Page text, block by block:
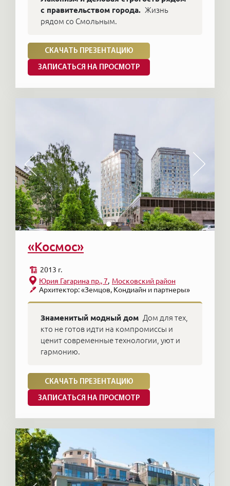
с правительством города. Жизнь
рядом со Смольным.
СКАЧАТЬ ПРЕЗЕНТАЦИЮ
ЗАПИСАТЬСЯ НА ПРОСМОТР
«Космос»
2013 г.
Архитектор: «Земцов, Кондиайн и партнеры»
Юрия Гагарина пр., 7 Московский район
Знаменитый модный дом Дом для тех,
кто не готов идти на компромиссы и
ценит современные технологии, уют и
гармонию.
СКАЧАТЬ ПРЕЗЕНТАЦИЮ
ЗАПИСАТЬСЯ НА ПРОСМОТР